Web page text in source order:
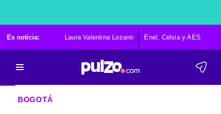
Es noticia: Laura Valentina Lozano Enel, Celsia y AES
BOGOTÁ